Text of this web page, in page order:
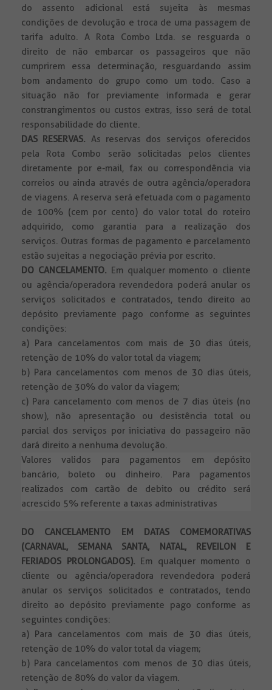
do assento adicional está sujeita às mesmas
condições de devolução e troca de uma passagem de
tarifa adulto. A Rota Combo Ltda. se resguarda o
direito de não embarcar os passageiros que não
cumprirem essa determinação, resguardando assim
bom andamento do grupo como um todo. Caso a
situação não for previamente informada e gerar
constrangimentos ou custos extras, isso será de total
responsabilidade do cliente.
DAS RESERVAS. As reservas dos serviços oferecidos
pela Rota Combo serão solicitadas pelos clientes
diretamente por e-mail, fax ou correspondência via
correios ou ainda através de outra agência/operadora
de viagens. A reserva será efetuada com o pagamento
de 100% (cem por cento) do valor total do roteiro
adquirido, como garantia para a realização dos
serviços. Outras formas de pagamento e parcelamento
estão sujeitas a negociação prévia por escrito.
DO CANCELAMENTO. Em qualquer momento o cliente
ou agência/operadora revendedora poderá anular os
serviços solicitados e contratados, tendo direito ao
depósito previamente pago conforme as seguintes
condições:
a) Para cancelamentos com mais de 30 dias úteis,
retenção de 10% do valor total da viagem;
b) Para cancelamentos com menos de 30 dias úteis,
retenção de 30% do valor da viagem;
c) Para cancelamento com menos de 7 dias úteis (no
show), não apresentação ou desistência total ou
parcial dos serviços por iniciativa do passageiro não
dará direito a nenhuma devolução.
Valores validos para pagamentos em depósito
bancário, boleto ou dinheiro. Para pagamentos
realizados com cartão de debito ou crédito será
acrescido 5% referente a taxas administrativas
DO CANCELAMENTO EM DATAS COMEMORATIVAS
(CARNAVAL, SEMANA SANTA, NATAL, REVEILON E
FERIADOS PROLONGADOS). Em qualquer momento o
cliente ou agência/operadora revendedora poderá
anular os serviços solicitados e contratados, tendo
direito ao depósito previamente pago conforme as
seguintes condições:
a) Para cancelamentos com mais de 30 dias úteis,
retenção de 10% do valor total da viagem;
b) Para cancelamentos com menos de 30 dias úteis,
retenção de 80% do valor da viagem.